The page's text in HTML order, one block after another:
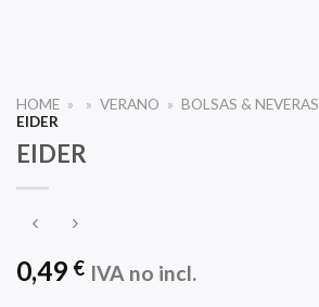
HOME » » VERANO » BOLSAS & NEVERAS
EIDER
EIDER
0,49 € IVA no incl.